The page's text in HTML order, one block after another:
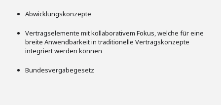
Abwicklungskonzepte
Vertragselemente mit kollaborativem Fokus, welche für eine
breite Anwendbarkeit in traditionelle Vertragskonzepte
integriert werden können
Bundesvergabegesetz